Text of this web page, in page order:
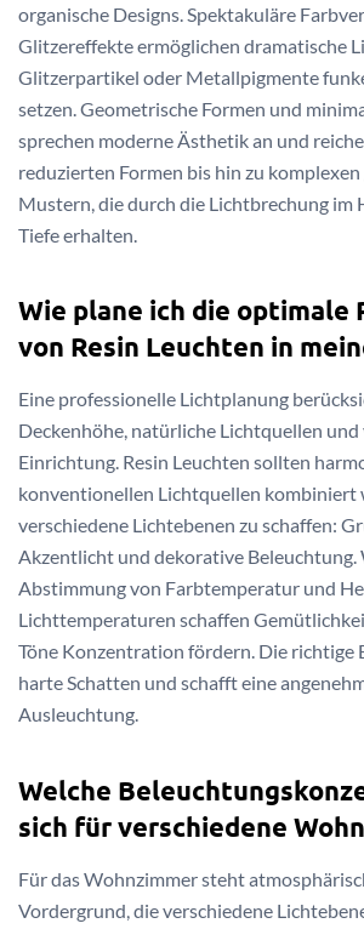
organische Designs. Spektakuläre
Glitzereffekte ermöglichen dramatische
Glitzerpartikel oder Metallpigmente
setzen. Geometrische Formen und
sprechen moderne Ästhetik an und
reduzierten Formen bis hin zu
Mustern, die durch die Lichtbrechung im
Tiefe erhalten.
Wie plane ich die optimale
von Resin Leuchten in
Eine professionelle Lichtplanung
Deckenhöhe, natürliche Lichtquellen
Einrichtung. Resin Leuchten sollten
konventionellen Lichtquellen kombiniert
verschiedene Lichtebenen zu schaffen:
Akzentlicht und dekorative Beleuchtung.
Abstimmung von Farbtemperatur und
Lichttemperaturen schaffen
Töne Konzentration fördern. Die richtige
harte Schatten und schafft eine
Ausleuchtung.
Welche
sich für verschiedene
Für das Wohnzimmer steht
Vordergrund, die verschiedene